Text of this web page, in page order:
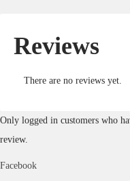
Reviews
There are no reviews yet.
Only logged in customers who
review.
Facebook